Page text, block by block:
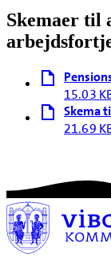
Skemaer til
15.03
Skema
21.69